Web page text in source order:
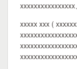
xxxxxxxxxxxxxxxx
xxxxx xxx (